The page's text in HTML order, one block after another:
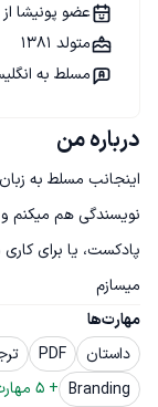
درباره من
اینجانب مسلط به
نویسندگی هم میکنم
پادکست، یا برای
میسازم
مهارت‌ها
داستان
PDF
Branding
+
5
عضو پونیشا از 06 تیر 1404
متولد 1381
مسلط به